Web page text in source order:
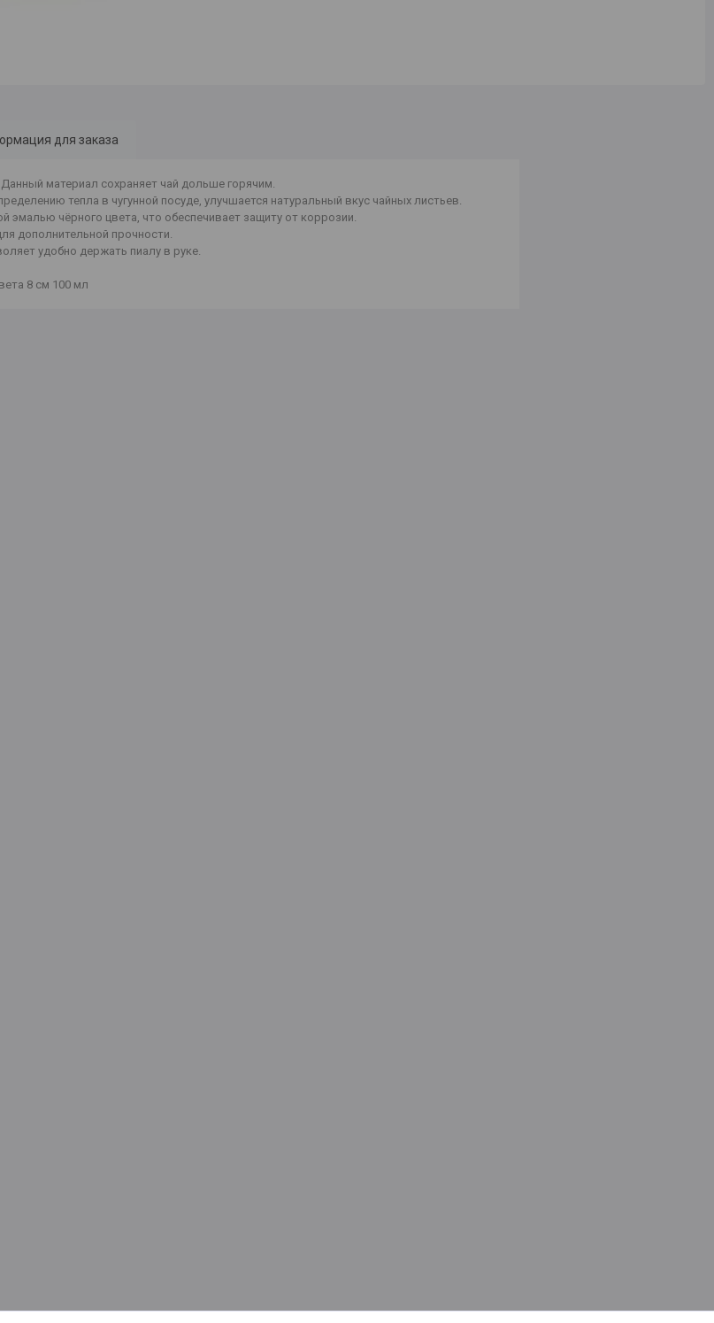
для заказа
материал сохраняет чай дольше горячим.
тепла в чугунной посуде, улучшается натуральный вкус чайных листьев.
эмалью чёрного цвета, что обеспечивает защиту от коррозии.
дополнительной прочности.
удобно держать пиалу в руке.
8 см 100 мл